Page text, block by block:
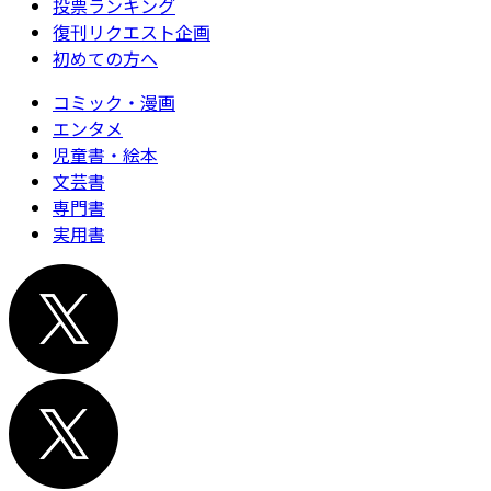
投票ランキング
復刊リクエスト企画
初めての方へ
コミック・漫画
エンタメ
児童書・絵本
文芸書
専門書
実用書